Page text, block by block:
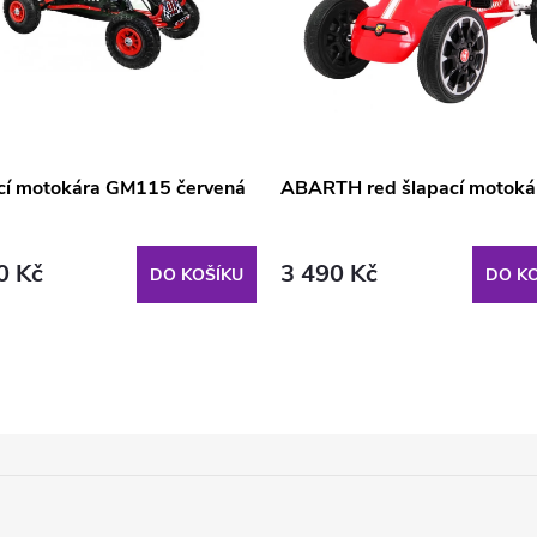
motokára GM115 červená
Kč DO KOŠÍKU
ABARTH red šlapací
3 490 Kč DO